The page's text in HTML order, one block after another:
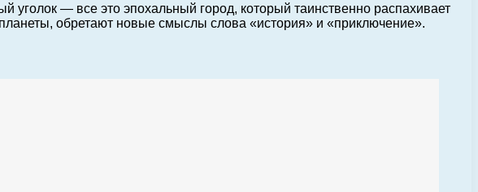
уголок — все это эпохальный город, который таинственно распахивает
обретают новые смыслы слова «история» и «приключение».